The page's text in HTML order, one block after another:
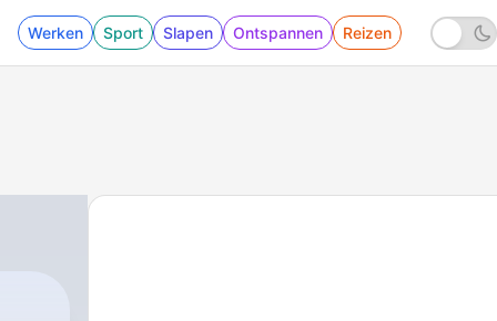
Werken Sport Slapen Ontspannen Reizen